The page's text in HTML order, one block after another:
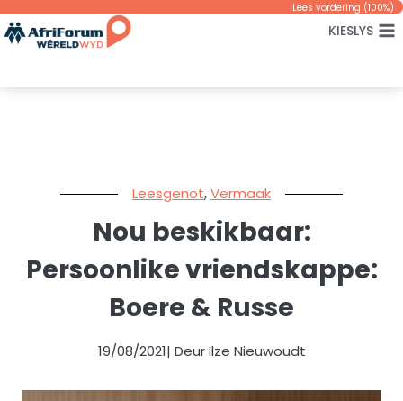
Skip
to
Lees vordering (100%)
KIESLYS
Leesgenot,Vermaak
Nou beskikbaar:
Persoonlike vriendskappe:
Boere & Russe
19/08/2021| Deur Ilze Nieuwoudt